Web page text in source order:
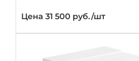
Цена 31 500 руб./шт